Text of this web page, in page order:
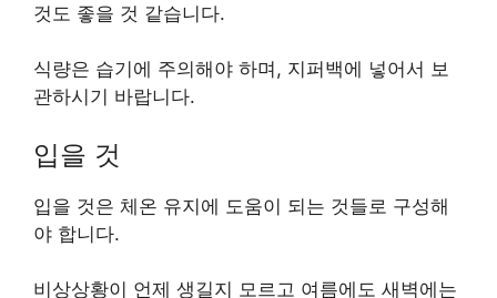
것도 좋을 것 같습니다.
식량은 습기에 주의해야 하며, 지퍼백에 넣어서 보
관하시기 바랍니다.
입을 것
입을 것은 체온 유지에 도움이 되는 것들로 구성해
야 합니다.
비상상황이 언제 생길지 모르고 여름에도 새벽에는